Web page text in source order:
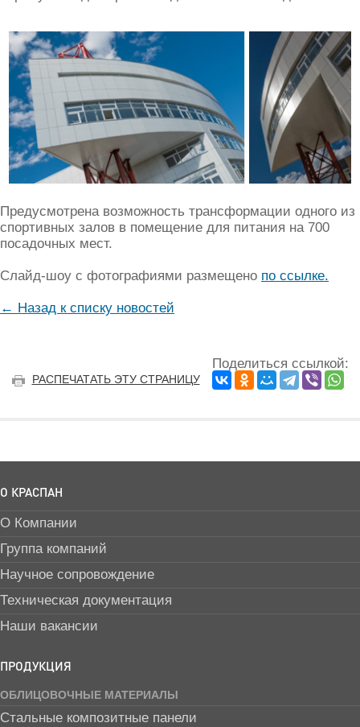
Предусмотрена возможность трансформации одного из
спортивных залов в помещение для питания на 700
посадочных мест.
Слайд-шоу с фотографиями размещено по ссылке.
← Назад к списку новостей
РАСПЕЧАТАТЬ ЭТУ СТРАНИЦУ
Поделиться ссылкой:
О КРАСПАН
О Компании
Группа компаний
Научное сопровождение
Техническая документация
Наши вакансии
ПРОДУКЦИЯ
ОБЛИЦОВОЧНЫЕ МАТЕРИАЛЫ
Стальные композитные панели